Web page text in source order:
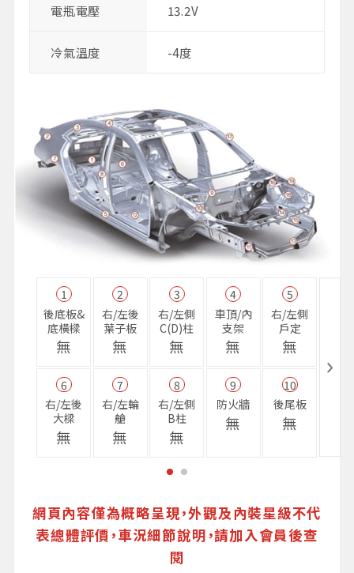
電瓶電壓 13.2V
冷氣溫度 -4度
1
後底板&
底橫樑
無
2
右/左後
葉子板
無
3
右/左側
C(D)柱
無
4
車頂/內
支架
無
5
右/左側
戶定
無
6
右/左後
大樑
無
7
右/左輪
艙
無
8
右/左側
B柱
無
9
防火牆
無
10
後尾板
無
網頁內容僅為概略呈現，外觀及內裝星級不代
表總體評價，車況細節說明，請加入會員後查
閱